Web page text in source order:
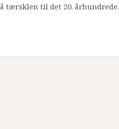
tærsklen til det 20. århundrede.